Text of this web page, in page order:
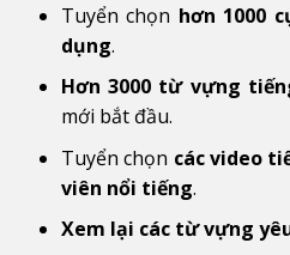
Tuyển chọn hơn 1000
dụng.
Hơn 3000 từ vựng
mới bắt đầu.
Tuyển chọn các video
viên nổi tiếng.
Xem lại các từ vựng